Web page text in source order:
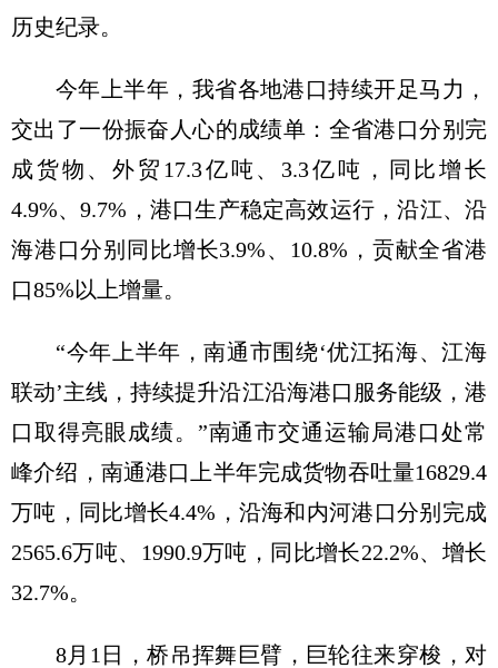
历史纪录。
今年上半年，我省各地港口持续开足马力，
交出了一份振奋人心的成绩单：全省港口分别完
成货物、外贸17.3亿吨、3.3亿吨，同比增长
4.9%、9.7%，港口生产稳定高效运行，沿江、沿
海港口分别同比增长3.9%、10.8%，贡献全省港
口85%以上增量。
“今年上半年，南通市围绕‘优江拓海、江海
联动’主线，持续提升沿江沿海港口服务能级，港
口取得亮眼成绩。”南通市交通运输局港口处常
峰介绍，南通港口上半年完成货物吞吐量16829.4
万吨，同比增长4.4%，沿海和内河港口分别完成
2565.6万吨、1990.9万吨，同比增长22.2%、增长
32.7%。
8月1日，桥吊挥舞巨臂，巨轮往来穿梭，对